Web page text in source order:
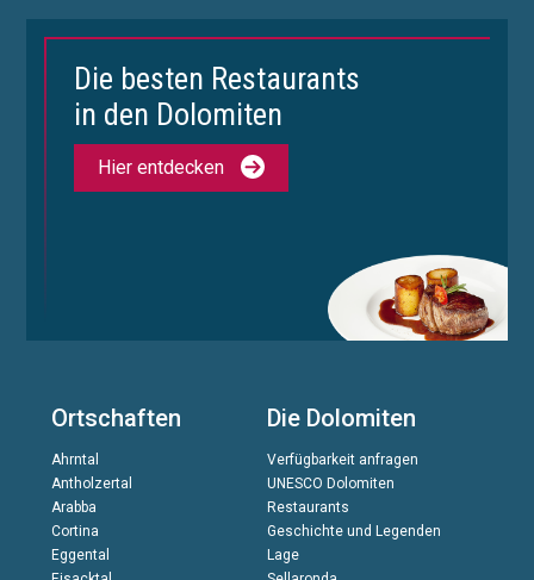
Die besten Restaurants
in den Dolomiten
Hier entdecken
Ortschaften
Ahrntal
Antholzertal
Arabba
Cortina
Eggental
Die Dolomiten
Verfügbarkeit anfragen
UNESCO Dolomiten
Restaurants
Geschichte und Legenden
Lage